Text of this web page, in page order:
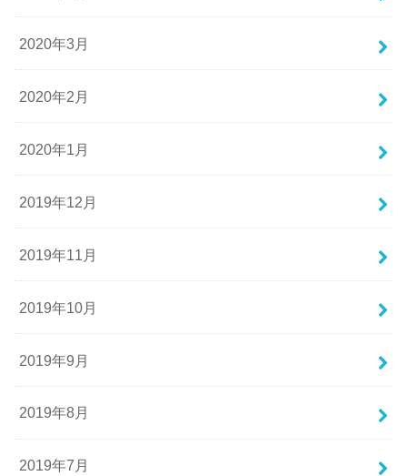
2020年3月
2020年2月
2020年1月
2019年12月
2019年11月
2019年10月
2019年9月
2019年8月
2019年7月